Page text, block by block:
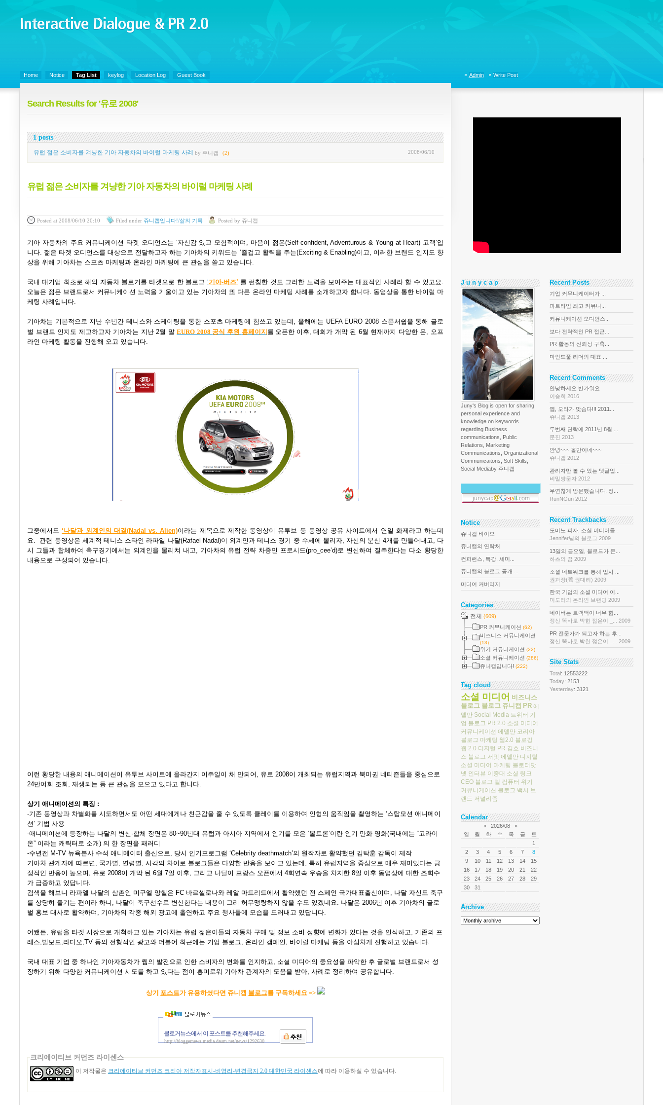
Interactive Dialogue &
PR 2.0
Home Notice Tag List keylog Location Log Guest Book
Search Results for '유로 2008'
1 posts
2008/06/10
유럽 젊은 소비자를 겨냥한 기아 자동차의 바이럴 마케팅 사례 by 쥬니캡 (2)
유럽 젊은 소비자를 겨냥한 기아 자동차의 바이럴 마케팅 사례
Posted at 2008/06/10 20:10 Filed under 쥬니캡입니다!/삶의 기록 Posted by 쥬니캡
기아 자동차의 주요 커뮤니케이션 타겟 오디언스는 ‘자신감 있고 모험적이며, 마음이 젊은(Self-confident, Adventurous & Young at Heart) 고객’입
니다. 젊은 타겟 오디언스를 대상으로 전달하고자 하는 기아차의 키워드는 ‘즐겁고 활력을 주는(Exciting & Enabling)이고, 이러한 브랜드 인지도 향
상을 위해 기아차는 스포츠 마케팅과 온라인 마케팅에 큰 관심을 쏟고 있습니다.
국내 대기업 최초로 해외 자동차 블로거를 타겟으로 한 블로그 ‘기아-버즈’ 를 런칭한 것도 그러한 노력을 보여주는 대표적인 사례라 할 수 있고요.
오늘은 젊은 브랜드로서 커뮤니케이션 노력을 기울이고 있는 기아차의 또 다른 온라인 마케팅 사례를 소개하고자 합니다. 동영상을 통한 바이럴 마
케팅 사례입니다.
기아차는 기본적으로 지난 수년간 테니스와 스케이팅을 통한 스포츠 마케팅에 힘쓰고 있는데, 올해에는 UEFA EURO 2008 스폰서쉽을 통해 글로
벌 브랜드 인지도 제고하고자 기아차는 지난 2월 말 EURO 2008 공식 후원 홈페이지를 오픈한 이후, 대회가 개막 된 6월 현재까지 다양한 온, 오프
라인 마케팅 활동을 진행해 오고 있습니다.
그중에서도 ‘나달과 외계인의 대결(Nadal vs. Alien)이라는 제목으로 제작한 동영상이 유투브 등 동영상 공유 사이트에서 연일 화제라고 하는데
요. 관련 동영상은 세계적 테니스 스타인 라파일 나달(Rafael Nadal)이 외계인과 테니스 경기 중 수세에 몰리자, 자신의 분신 4개를 만들어내고, 다
시 그들과 합체하여 축구경기에서는 외계인을 물리쳐 내고, 기아차의 유럽 전략 차종인 프로시드(pro_cee’d)로 변신하여 질주한다는 다소 황당한
내용으로 구성되어 있습니다.
이런 황당한 내용의 애니메이션이 유투브 사이트에 올라간지 이주일이 채 안되어, 유로 2008이 개최되는 유럽지역과 북미권 네티즌들을 중심으로
24만여회 조회, 재생되는 등 큰 관심을 모으고 있다고 합니다.
상기 애니메이션의 특징 :
-기존 동영상과 차별화를 시도하면서도 어떤 세대에게나 친근감을 줄 수 있도록 클레이를 이용하여 인형의 움직임을 촬영하는 ‘스탑모션 애니메이
션’ 기법 사용
-애니메이션에 등장하는 나달의 변신∙합체 장면은 80~90년대 유럽과 아시아 지역에서 인기를 모은 ‘볼트론’이란 인기 만화 영화(국내에는 “고라이
온” 이라는 캐릭터로 소개) 의 한 장면을 패러디
-수년전 M-TV 뉴욕본사 수석 애니메이터 출신으로, 당시 인기프로그램 ‘Celebrity deathmatch’의 원작자로 활약했던 김탁훈 감독이 제작
기아차 관계자에 따르면, 국가별, 연령별, 시각의 차이로 블로그들은 다양한 반응을 보이고 있는데, 특히 유럽지역을 중심으로 매우 재미있다는 긍
정적인 반응이 높으며, 유로 2008이 개막 된 6월 7일 이후, 그리고 나달이 프랑스 오픈에서 4회연속 우승을 차지한 8일 이후 동영상에 대한 조회수
가 급증하고 있답니다.
검색을 해보니 라파엘 나달의 삼촌인 미구엘 앙헬은 FC 바르셀로나와 레알 마드리드에서 활약했던 전 스페인 국가대표출신이며, 나달 자신도 축구
를 상당히 즐기는 편이라 하니, 나달이 축구선수로 변신한다는 내용이 그리 허무맹랑하지 않을 수도 있겠네요. 나달은 2006년 이후 기아차의 글로
벌 홍보 대사로 활약하며, 기아차의 각종 해외 광고에 출연하고 주요 행사들에 모습을 드러내고 있답니다.
어쨌든, 유럽을 타겟 시장으로 개척하고 있는 기아차는 유럽 젊은이들의 자동차 구매 및 정보 소비 성향에 변화가 있다는 것을 인식하고, 기존의 프
레스,빌보드,라디오,TV 등의 전형적인 광고와 더불어 최근에는 기업 블로그, 온라인 캠페인, 바이럴 마케팅 등을 야심차게 진행하고 있습니다.
국내 대표 기업 중 하나인 기아자동차가 웹의 발전으로 인한 소비자의 변화를 인지하고, 소셜 미디어의 중요성을 파악한 후 글로벌 브랜드로서 성
장하기 위해 다양한 커뮤니케이션 시도를 하고 있다는 점이 흥미로워 기아차 관계자의 도움을 받아, 사례로 정리하여 공유합니다.
상기 포스트가 유용하셨다면 쥬니캡 블로그를 구독하세요 =>
블로거뉴스에서 이 포스트를 추천해주세요.
http://bloggernews.media.daum.net/news/1292630
크리에이티브 커먼즈 라이센스
이 저작물은 크리에이티브 커먼즈 코리아 저작자표시-비영리-변경금지 2.0 대한민국 라이센스에 따라 이용하실 수 있습니다.
Admin Write Post
J u n y c a p
Juny's Blog is open for sharing
personal experience and
knowledge on keywords
regarding Business
communications, Public
Relations, Marketing
Communications, Organizational
Communicaitons, Soft Skills,
Social Mediaby 쥬니캡
Notice
쥬니캡 바이오
쥬니캡의 연락처
컨퍼런스, 특강, 세미...
쥬니캡의 블로그 공개 ...
미디어 커버리지
Categories
전체 (609)
PR 커뮤니케이션 (62)
비즈니스 커뮤니케이션
(13)
위기 커뮤니케이션 (22)
소셜 커뮤니케이션 (286)
쥬니캡입니다! (222)
Tag cloud
소셜 미디어 비즈니스
블로그 블로그 쥬니캡 PR 에
델만 Social Media 트위터 기
업 블로그 PR 2.0 소셜 미디어
커뮤니케이션 에델만 코리아
블로그 마케팅 웹2.0 블로깅
웹 2.0 디지털 PR 김호 비즈니
스 블로그 서밋 에델만 디지털
소셜 미디어 마케팅 블로터닷
넷 인터뷰 이중대 소셜 링크
CEO 블로그 델 컴퓨터 위기
커뮤니케이션 블로그 백서 브
랜드 저널리즘
Calendar
« 2026/08
»
일
월 화 수 목 금
토
1
2
3 4 5 6 7
8
9
10 11 12 13 14
15
16
17 18 19 20 21
22
23
24 25 26 27 28
29
30
31
Archive
Recent Posts
기업 커뮤니케이터가 ...
파트타임 최고 커뮤니...
커뮤니케이션 오디언스...
보다 전략적인 PR 접근...
PR 활동의 신뢰성 구축...
마인드풀 리더의 대표 ...
Recent Comments
안녕하세요 반가워요
이승희 2016
옙, 오타가 맞슴다!!! 2011...
쥬니캡 2013
두번째 단락에 2011년 8월 ...
문진 2013
안녕~~~ 올만이네~~~
쥬니캡 2012
관리자만 볼 수 있는 댓글입...
비밀방문자 2012
우연찮게 방문했습니다. 정...
RunNGun 2012
Recent Trackbacks
도미노 피자, 소셜 미디어를...
Jennifer님의 블로그 2009
13일의 금요일, 블로드가 온...
하츠의 꿈 2009
소셜 네트워크를 통해 입사 ...
권과장(舊 권대리) 2009
한국 기업의 소셜 미디어 이...
미도리의 온라인 브랜딩 2009
네이버는 트랙백이 너무 힘...
정신 똑바로 박힌 젊은이 _... 2009
PR 전문가가 되고자 하는 후...
정신 똑바로 박힌 젊은이 _... 2009
Site Stats
Total: 12553222
Today: 2153
Yesterday: 3121